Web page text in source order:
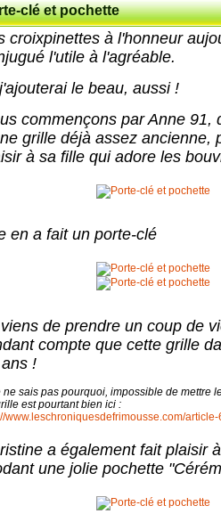
clé et pochette
croixpinettes à l'honneur
l'utile à l'agréable.
le beau, aussi !
commençons par Anne 91,
grille déjà assez ancienne,
à sa fille qui adore les
en a fait un porte-clé
de prendre un coup de
compte que cette grille
!
ne sais pas pourquoi, impossible de mettre
est pourtant bien ici :
www.leschroniquesdefrimousse.com/article-
a également fait plaisir
une jolie pochette